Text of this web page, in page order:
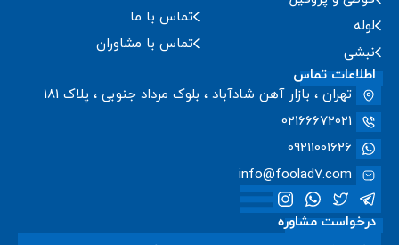
لوله
نبشی
تماس با ما
تماس با مشاوران
اطلاعات تماس
تهران ، بازار آهن شادآباد ، بلوک مرداد جنوبی ، پلاک 181
02166672021
09211001626
info@foolad7.com
درخواست مشاوره